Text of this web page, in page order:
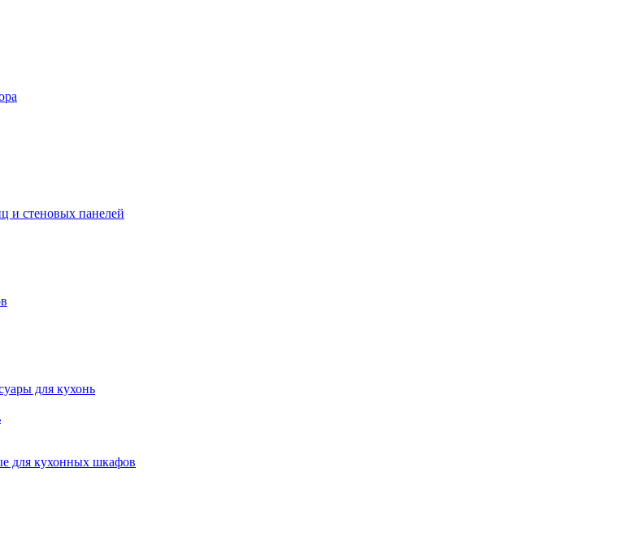
и стеновых панелей
для кухонь
для кухонных шкафов